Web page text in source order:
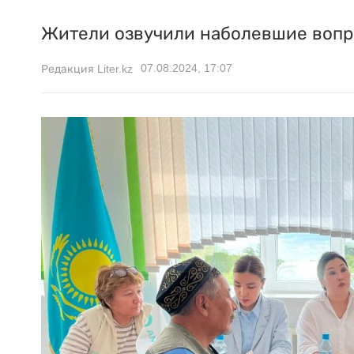
Жители озвучили наболевшие
Редакция Liter.kz 07.08.2024, 17:07